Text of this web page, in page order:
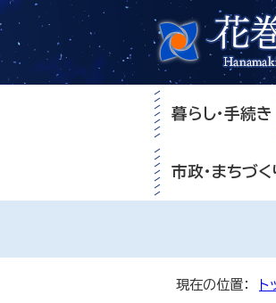
暮らし・手続き
市政・まちづく
現在の位置： ト